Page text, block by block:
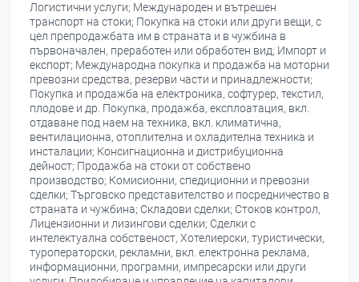
Логистични услуги; Международен и вътрешен
транспорт на стоки; Покупка на стоки или други вещи, с
цел препродажбата им в страната и в чужбина в
първоначален, преработен или обработен вид; Импорт и
експорт; Международна покупка и продажба на моторни
превозни средства, резерви части и принадлежности;
Покупка и продажба на електроника, софтурер, текстил,
плодове и др. Покупка, продажба, експлоатация, вкл.
отдаване под наем на техника, вкл. климатична,
вентилационна, отоплителна и охладителна техника и
инсталации; Консигнационна и дистрибуционна
дейност; Продажба на стоки от собствено
производство; Комисионни, спедиционни и превозни
сделки; Търговско представителство и посредничество в
страната и чужбина; Складови сделки; Стоков контрол,
Лицензионни и лизингови сделки; Сделки с
интелектуална собственост, Хотелиерски, туристически,
туроператорски, рекламни, вкл. електронна реклама,
информационни, програмни, импресарски или други